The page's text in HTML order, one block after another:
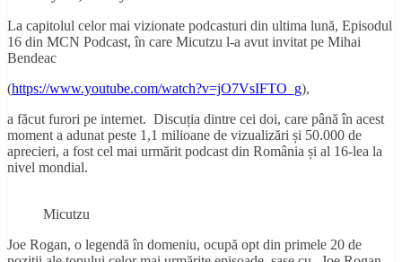
La capitolul celor mai vizionate podcasturi din ultima lună, Episodul
16 din MCN Podcast, în care Micutzu l-a avut invitat pe Mihai
Bendeac
(https://www.youtube.com/watch?v=jO7VsIFTO_g),
a făcut furori pe internet. Discuția dintre cei doi, care până în acest
moment a adunat peste 1,1 milioane de vizualizări și 50.000 de
aprecieri, a fost cel mai urmărit podcast din România și al 16-lea la
nivel mondial.
Micutzu
Joe Rogan, o legendă în domeniu, ocupă opt din primele 20 de